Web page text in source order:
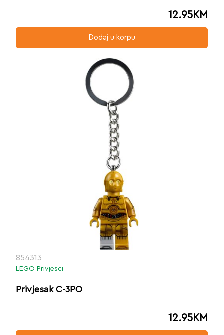
12.95KM
Dodaj u korpu
854313
LEGO Privjesci
Privjesak C-3PO
12.95KM